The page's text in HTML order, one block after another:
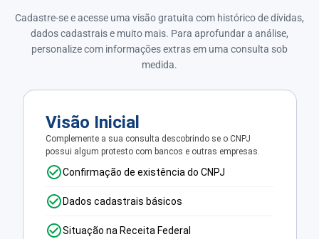
Cadastre-se e acesse uma visão gratuita com histórico de dívidas,
dados cadastrais e muito mais. Para aprofundar a análise,
personalize com informações extras em uma consulta sob
medida.
Visão Inicial
Complemente a sua consulta descobrindo se o CNPJ
possui algum protesto com bancos e outras empresas.
Confirmação de existência do CNPJ
Dados cadastrais básicos
Situação na Receita Federal